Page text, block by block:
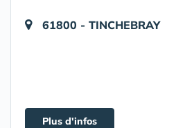
61800 - TINCHEBRAY
Plus d'infos